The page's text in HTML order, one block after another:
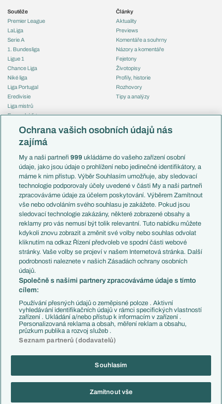
Soutěže
Premier League
LaLiga
Serie A
1. Bundesliga
Ligue 1
Chance Liga
Niké liga
Liga Portugal
Eredivisie
Liga mistrů
Evropská liga
Mistrovství světa
Liga národů
Témata
Představení týmů MS
EuroSkauting
PL v kostce
Evropské koeficienty
Přestupy
Přestupové spekulace
Zranění
Kluby
Arsenal FC
Chelsea FC
Manchester United
AC Milán
Juventus FC
Bayern Mnichov
FC Barcelona
Real Madrid
Články
Aktuality
Previews
Komentáře a souhrny
Názory a komentáře
Fejetony
Životopisy
Profily, historie
Rozhovory
Tipy a analýzy
Česko
Francie
Itálie
Německo
Španělsko
Argentina
Brazílie
Přestupy
Zápasy
Livescore
Tipovací soutěž
Copyright © 2001-2026 EuroFotbal.cz. Využíváme zpravodajství ČTK.
Informace o zpracování osobních údajů
Ochrana vašich osobních údajů nás
zajímá
My a naši partneři999 ukládáme do vašeho zařízení osobní
údaje, jako jsou údaje o prohlížení nebo jedinečné identifikátory, a
máme k nim přístup. Výběr Souhlasím umožňuje, aby sledovací
technologie podporovaly účely uvedené v části My a naši partneři
zpracováváme údaje za účelem poskytování. Výběrem Zamítnout
vše nebo odvoláním svého souhlasu je zakážete. Pokud jsou
sledovací technologie zakázány, některé zobrazené obsahy a
reklamy pro vás nemusí být tolik relevantní. Tuto nabídku můžete
kdykoli znovu zobrazit a změnit své volby nebo souhlas odvolat
kliknutím na odkaz Řízení předvoleb ve spodní části webové
stránky. Vaše volby se projeví v našem Internetová stránka. Další
podrobnosti naleznete v našich Zásadách ochrany osobních
údajů.
Společně s našimi partnery zpracováváme údaje s tímto
cílem:
Používání přesných údajů o zeměpisné poloze . Aktivní
vyhledávání identifikačních údajů v rámci specifických vlastností
zařízení . Ukládání a/nebo přístup k informacím v zařízení .
Personalizovaná reklama a obsah, měření reklam a obsahu,
průzkum publika a rozvoj služeb .
Seznam partnerů (dodavatelů)
Souhlasím
Zamítnout vše